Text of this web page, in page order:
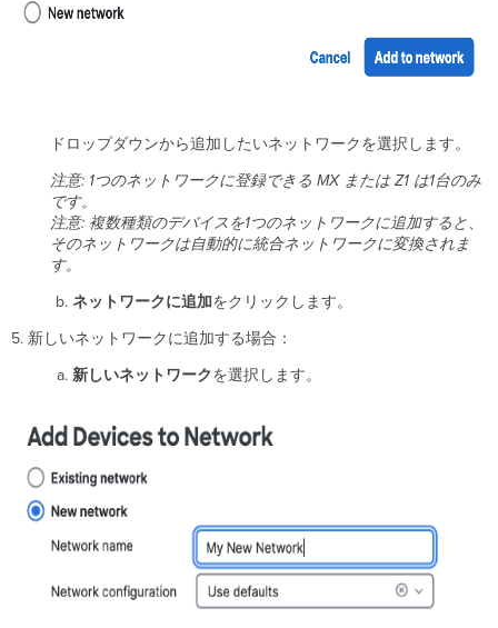
ドロップダウンから追加したいネットワークを選択します。
注意: 1つのネットワークに登録できる MX または Z1 は1台のみ
です。
注意: 複数種類のデバイスを1つのネットワークに追加すると、
そのネットワークは自動的に統合ネットワークに変換されま
す。
ネットワークに追加をクリックします。
5. 新しいネットワークに追加する場合：
新しいネットワークを選択します。